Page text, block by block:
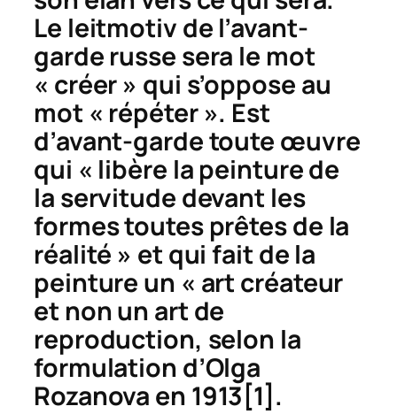
Le leitmotiv de l’avant-
garde russe sera le mot
« créer » qui s’oppose au
mot « répéter ». Est
d’avant-garde toute œuvre
qui « libère la peinture de
la servitude devant les
formes toutes prêtes de la
réalité » et qui fait de la
peinture un « art créateur
et non un art de
reproduction, selon la
formulation d’Olga
Rozanova en 1913 [1].